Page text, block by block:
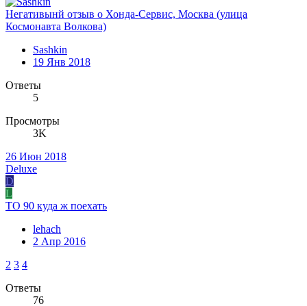
Негативынй отзыв о Хонда-Сервис, Москва (улица
Космонавта Волкова)
Sashkin
19 Янв 2018
Ответы
5
Просмотры
3K
26 Июн 2018
Deluxe
D
L
ТО 90 куда ж поехать
lehach
2 Апр 2016
2 3 4
Ответы
76